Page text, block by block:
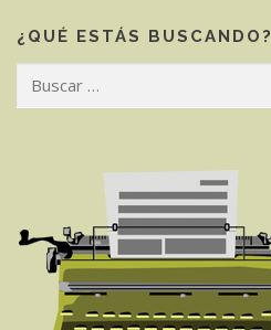
¿QUÉ ESTÁS BUSCANDO?